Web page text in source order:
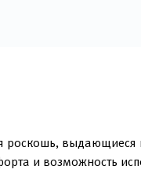
роскошь,
и возможность